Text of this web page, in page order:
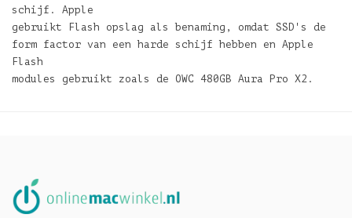
schijf. Apple
gebruikt Flash opslag als benaming, omdat SSD's de
form factor van een harde schijf hebben en Apple
Flash
modules gebruikt zoals de OWC 480GB Aura Pro X2.